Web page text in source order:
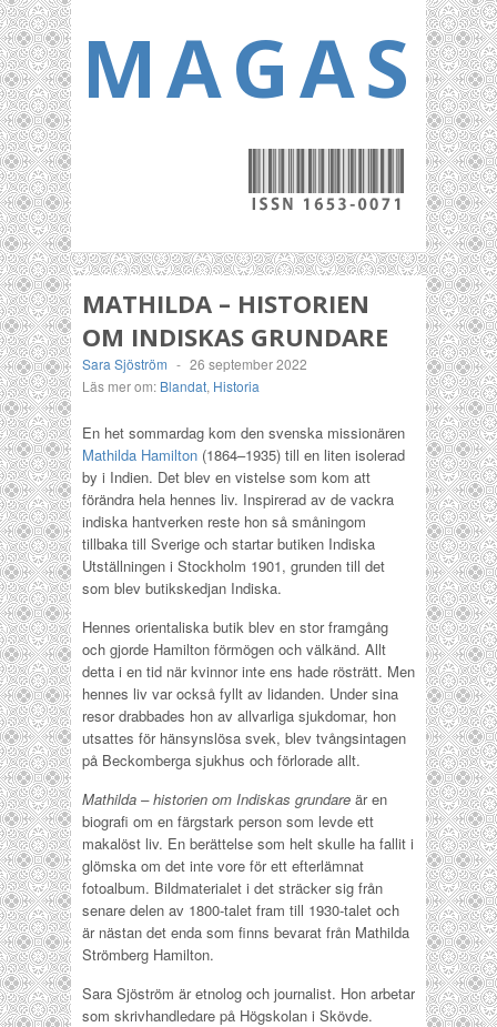
MATHILDA – HISTORIEN
OM INDISKAS GRUNDARE
Sara Sjöström - 26 september 2022
Läs mer om: Blandat, Historia
En het sommardag kom den svenska missionären
Mathilda Hamilton (1864–1935) till en liten isolerad
by i Indien. Det blev en vistelse som kom att
förändra hela hennes liv. Inspirerad av de vackra
indiska hantverken reste hon så småningom
tillbaka till Sverige och startar butiken Indiska
Utställningen i Stockholm 1901, grunden till det
som blev butikskedjan Indiska.
Hennes orientaliska butik blev en stor framgång
och gjorde Hamilton förmögen och välkänd. Allt
detta i en tid när kvinnor inte ens hade rösträtt. Men
hennes liv var också fyllt av lidanden. Under sina
resor drabbades hon av allvarliga sjukdomar, hon
utsattes för hänsynslösa svek, blev tvångsintagen
på Beckomberga sjukhus och förlorade allt.
Mathilda – historien om Indiskas grundare är en
biografi om en färgstark person som levde ett
makalöst liv. En berättelse som helt skulle ha fallit i
glömska om det inte vore för ett efterlämnat
fotoalbum. Bildmaterialet i det sträcker sig från
senare delen av 1800-talet fram till 1930-talet och
är nästan det enda som finns bevarat från Mathilda
Strömberg Hamilton.
Sara Sjöström är etnolog och journalist. Hon arbetar
som skrivhandledare på Högskolan i Skövde.